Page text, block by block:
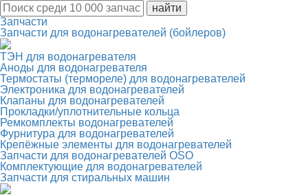
Запчасти
Запчасти для водонагревателей (бойлеров)
ТЭН для водонагревателя
Аноды для водонагревателя
Термостаты (термореле) для водонагревателей
Электроника для водонагревателей
Клапаны для водонагревателей
Прокладки/уплотнительные кольца
Ремкомплекты водонагревателей
Фурнитура для водонагревателей
Крепёжные элементы для водонагревателей
Запчасти для водонагревателей OSO
Комплектующие для водонагревателей
Запчасти для стиральных машин